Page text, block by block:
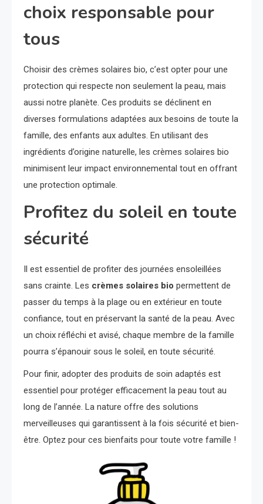
choix responsable pour
tous
Choisir des crèmes solaires bio, c’est opter pour une
protection qui respecte non seulement la peau, mais
aussi notre planète. Ces produits se déclinent en
diverses formulations adaptées aux besoins de toute la
famille, des enfants aux adultes. En utilisant des
ingrédients d’origine naturelle, les crèmes solaires bio
minimisent leur impact environnemental tout en offrant
une protection optimale.
Profitez du soleil en toute
sécurité
Il est essentiel de profiter des journées ensoleillées
sans crainte. Les crèmes solaires bio permettent de
passer du temps à la plage ou en extérieur en toute
confiance, tout en préservant la santé de la peau. Avec
un choix réfléchi et avisé, chaque membre de la famille
pourra s’épanouir sous le soleil, en toute sécurité.
Pour finir, adopter des produits de soin adaptés est
essentiel pour protéger efficacement la peau tout au
long de l’année. La nature offre des solutions
merveilleuses qui garantissent à la fois sécurité et bien-
être. Optez pour ces bienfaits pour toute votre famille !